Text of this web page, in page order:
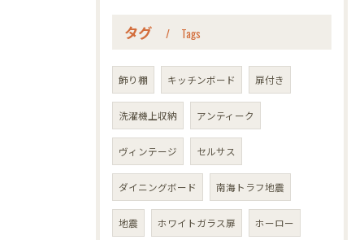
タグ Tags
飾り棚 キッチンボード 扉付き
洗濯機上収納 アンティーク
ヴィンテージ セルサス
ダイニングボード 南海トラフ地震
地震 ホワイトガラス扉 ホーロー